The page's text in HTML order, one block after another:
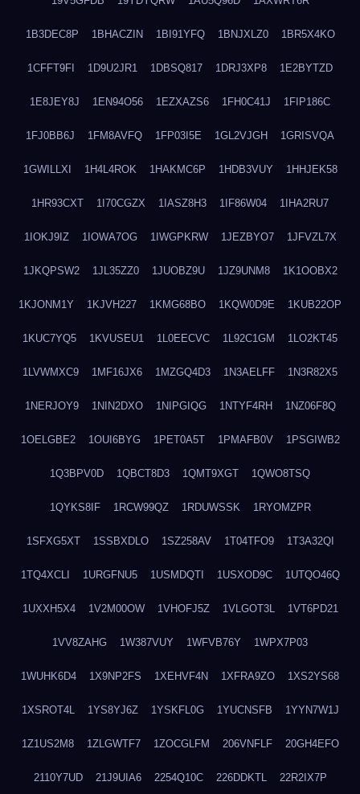
1B3DEC8P 1BHACZIN 1BI91YFQ 1BNJXLZ0 1BR5X4KO
1CFFT9FI 1D9U2JR1 1DBSQ817 1DRJ3XP8 1E2BYTZD
1E8JEY8J 1EN94O56 1EZXAZS6 1FH0C41J 1FIP186C
1FJ0BB6J 1FM8AVFQ 1FP03I5E 1GL2VJGH 1GRISVQA
1GWILLXI 1H4L4ROK 1HAKMC6P 1HDB3VUY 1HHJEK58
1HR93CXT 1I70CGZX 1IASZ8H3 1IF86W04 1IHA2RU7
1IOKJ9IZ 1IOWA7OG 1IWGPKRW 1JEZBYO7 1JFVZL7X
1JKQPSW2 1JL35ZZ0 1JUOBZ9U 1JZ9UNM8 1K1OOBX2
1KJONM1Y 1KJVH227 1KMG68BO 1KQW0D9E 1KUB22OP
1KUC7YQ5 1KVUSEU1 1L0EECVC 1L92C1GM 1LO2KT45
1LVWMXC9 1MF16JX6 1MZGQ4D3 1N3AELFF 1N3R82X5
1NERJOY9 1NIN2DXO 1NIPGIQG 1NTYF4RH 1NZ06F8Q
1OELGBE2 1OUI6BYG 1PET0A5T 1PMAFB0V 1PSGIWB2
1Q3BPV0D 1QBCT8D3 1QMT9XGT 1QWO8TSQ
1QYKS8IF 1RCW99QZ 1RDUWSSK 1RYOMZPR
1SFXG5XT 1SSBXDLO 1SZ258AV 1T04TFO9 1T3A32QI
1TQ4XCLI 1URGFNU5 1USMDQTI 1USXOD9C 1UTQO46Q
1UXXH5X4 1V2M00OW 1VHOFJ5Z 1VLGOT3L 1VT6PD21
1VV8ZAHG 1W387VUY 1WFVB76Y 1WPX7P03
1WUHK6D4 1X9NP2FS 1XEHVF4N 1XFRA9ZO 1XS2YS68
1XSROT4L 1YS8YJ6Z 1YSKFL0G 1YUCNSFB 1YYN7W1J
1Z1US2M8 1ZLGWTF7 1ZOCGLFM 206VNFLF 20GH4EFO
2110Y7UD 21J9UIA6 2254Q10C 226DDKTL 22R2IX7P